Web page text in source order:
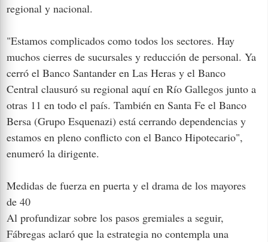
regional y nacional.
"Estamos complicados como todos los sectores. Hay
muchos cierres de sucursales y reducción de personal. Ya
cerró el Banco Santander en Las Heras y el Banco
Central clausuró su regional aquí en Río Gallegos junto a
otras 11 en todo el país. También en Santa Fe el Banco
Bersa (Grupo Esquenazi) está cerrando dependencias y
estamos en pleno conflicto con el Banco Hipotecario",
enumeró la dirigente.
Medidas de fuerza en puerta y el drama de los mayores
de 40
Al profundizar sobre los pasos gremiales a seguir,
Fábregas aclaró que la estrategia no contempla una